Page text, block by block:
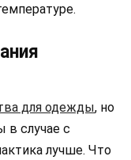
для одежды, но
в случае с
лучше. Что